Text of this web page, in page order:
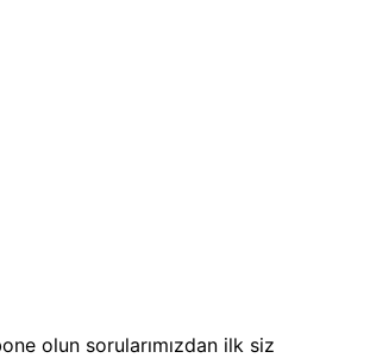
olun sorularımızdan ilk siz